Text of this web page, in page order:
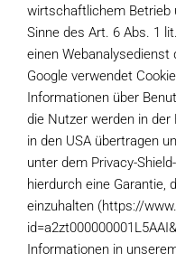
wirtschaftlichem Betrieb
Sinne des Art. 6 Abs. 1
einen Webanalysedienst
Google verwendet
Informationen über
die Nutzer werden in der
in den USA übertragen
unter dem Privacy-
hierdurch eine Garantie,
einzuhalten (https://
Informationen in